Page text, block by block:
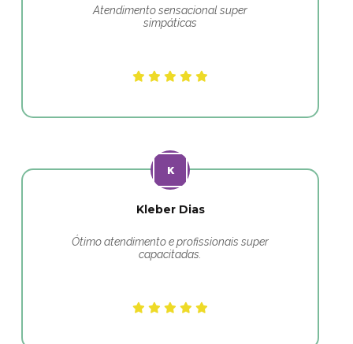
Atendimento sensacional super
simpáticas
Kleber Dias
Ótimo atendimento e profissionais super
capacitadas.